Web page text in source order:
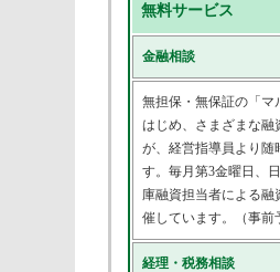
無料サービス
金融相談
無担保・無保証の「マ
はじめ、さまざまな融
が、経営指導員より随
す。毎月第3金曜日、
庫融資担当者による融
催しています。（事前
経理・税務相談